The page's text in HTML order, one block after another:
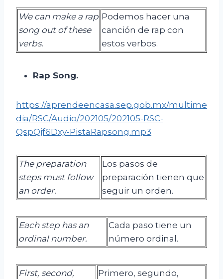
We can make a rap
song out of these
verbs.
Podemos hacer una
canción de rap con
estos verbos.
Rap Song.
https://aprendeencasa.sep.gob.mx/multime
dia/RSC/Audio/202105/202105-RSC-
QspQjf6Dxy-PistaRapsong.mp3
The preparation
steps must follow
an order.
Los pasos de
preparación tienen que
seguir un orden.
Each step has an
ordinal number.
Cada paso tiene un
número ordinal.
First, second,
Primero, segundo,